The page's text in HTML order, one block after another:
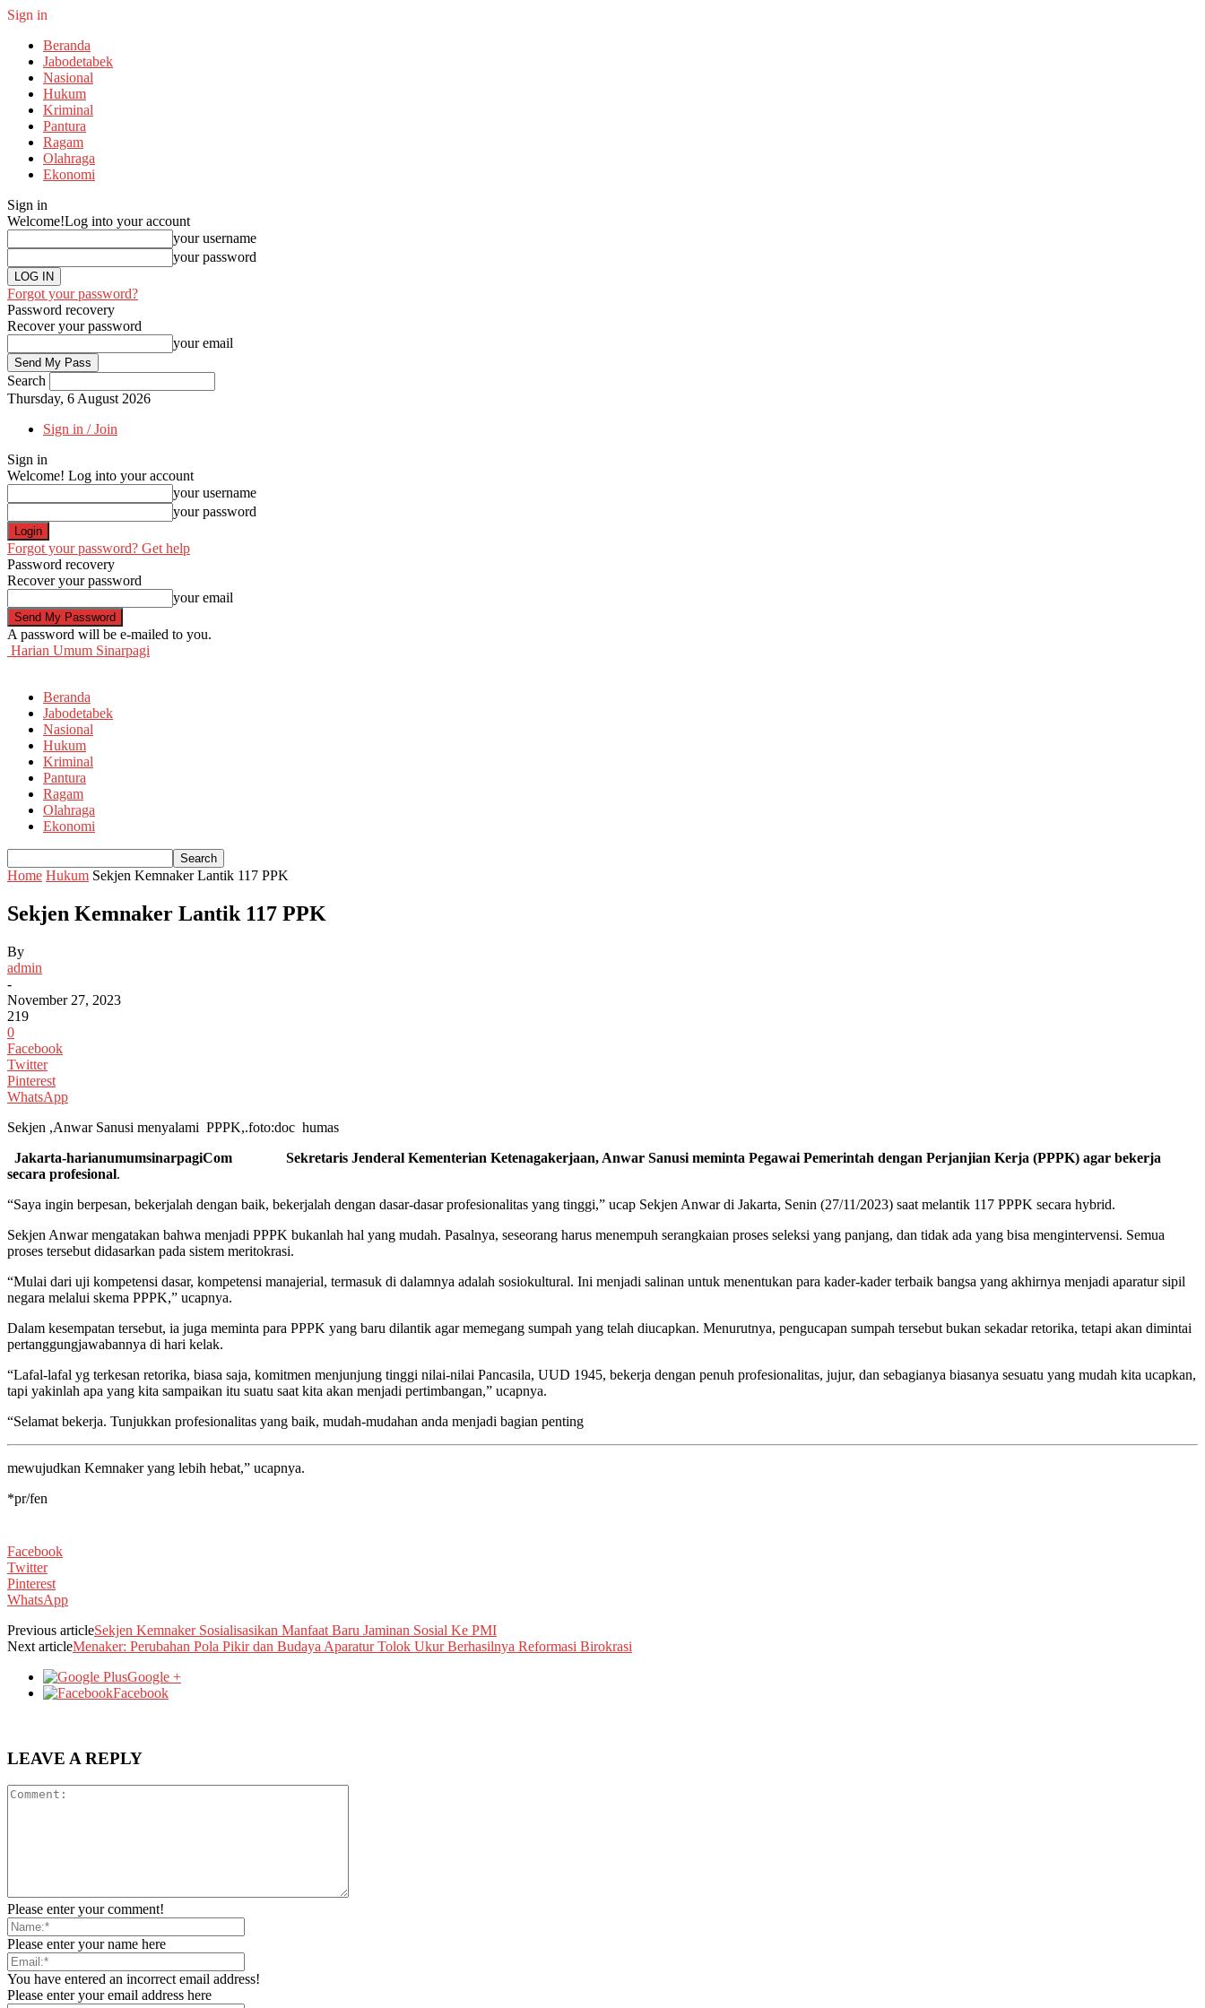
Sign in
Beranda
Jabodetabek
Nasional
Hukum
Kriminal
Pantura
Ragam
Olahraga
Ekonomi
Sign in
Welcome!Log into your account
your username
your password
Forgot your password?
Password recovery
Recover your password
your email
Search
Thursday, 6 August 2026
Sign in / Join
Sign in
Welcome! Log into your account
your username
your password
Forgot your password? Get help
Password recovery
Recover your password
your email
A password will be e-mailed to you.
Harian Umum Sinarpagi
Beranda
Jabodetabek
Nasional
Hukum
Kriminal
Pantura
Ragam
Olahraga
Ekonomi
Home Hukum Sekjen Kemnaker Lantik 117 PPK
Sekjen Kemnaker Lantik 117 PPK
By
admin
-
November 27, 2023
219
0
Facebook
Twitter
Pinterest
WhatsApp
Sekjen ,Anwar Sanusi menyalami PPPK,.foto:doc humas
Jakarta-harianumumsinarpagiCom Sekretaris Jenderal Kementerian Ketenagakerjaan, Anwar Sanusi meminta Pegawai Pemerintah dengan Perjanjian Kerja (PPPK) agar bekerja
secara profesional.
“Saya ingin berpesan, bekerjalah dengan baik, bekerjalah dengan dasar-dasar profesionalitas yang tinggi,” ucap Sekjen Anwar di Jakarta, Senin (27/11/2023) saat melantik 117 PPPK secara hybrid.
Sekjen Anwar mengatakan bahwa menjadi PPPK bukanlah hal yang mudah. Pasalnya, seseorang harus menempuh serangkaian proses seleksi yang panjang, dan tidak ada yang bisa mengintervensi. Semua
proses tersebut didasarkan pada sistem meritokrasi.
“Mulai dari uji kompetensi dasar, kompetensi manajerial, termasuk di dalamnya adalah sosiokultural. Ini menjadi salinan untuk menentukan para kader-kader terbaik bangsa yang akhirnya menjadi aparatur sipil
negara melalui skema PPPK,” ucapnya.
Dalam kesempatan tersebut, ia juga meminta para PPPK yang baru dilantik agar memegang sumpah yang telah diucapkan. Menurutnya, pengucapan sumpah tersebut bukan sekadar retorika, tetapi akan dimintai
pertanggungjawabannya di hari kelak.
“Lafal-lafal yg terkesan retorika, biasa saja, komitmen menjunjung tinggi nilai-nilai Pancasila, UUD 1945, bekerja dengan penuh profesionalitas, jujur, dan sebagianya biasanya sesuatu yang mudah kita ucapkan,
tapi yakinlah apa yang kita sampaikan itu suatu saat kita akan menjadi pertimbangan,” ucapnya.
“Selamat bekerja. Tunjukkan profesionalitas yang baik, mudah-mudahan anda menjadi bagian penting
mewujudkan Kemnaker yang lebih hebat,” ucapnya.
*pr/fen
Facebook
Twitter
Pinterest
WhatsApp
Previous articleSekjen Kemnaker Sosialisasikan Manfaat Baru Jaminan Sosial Ke PMI
Next articleMenaker: Perubahan Pola Pikir dan Budaya Aparatur Tolok Ukur Berhasilnya Reformasi Birokrasi
Google +
Facebook
LEAVE A REPLY
Please enter your comment!
Please enter your name here
You have entered an incorrect email address!
Please enter your email address here